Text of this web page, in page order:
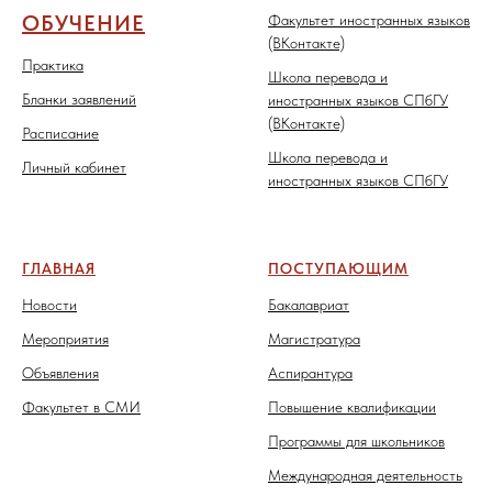
ОБУЧЕНИЕ
Практика
Бланки заявлений
Расписание
Личный кабинет
Факультет иностранных языков
(ВКонтакте)
Школа перевода и
иностранных языков СПбГУ
(ВКонтакте)
Школа перевода и
иностранных языков СПбГУ
ГЛАВНАЯ
Новости
Мероприятия
Объявления
Факультет в СМИ
ПОСТУПАЮЩИМ
Бакалавриат
Магистратура
Аспирантура
Повышение квалификации
Программы для школьников
Международная деятельность